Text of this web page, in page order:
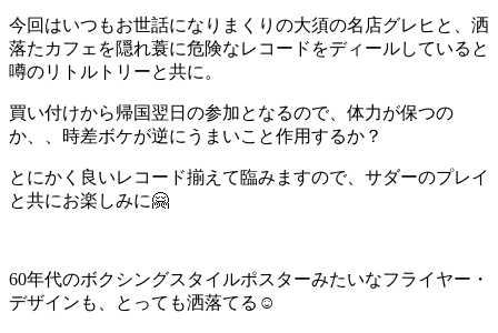
今回はいつもお世話になりまくりの大須の名店グレヒと、洒
落たカフェを隠れ蓑に危険なレコードをディールしていると
噂のリトルトリーと共に。
買い付けから帰国翌日の参加となるので、体力が保つの
か、、時差ボケが逆にうまいこと作用するか？
とにかく良いレコード揃えて臨みますので、サダーのプレイ
と共にお楽しみに🤗
60年代のボクシングスタイルポスターみたいなフライヤー・
デザインも、とっても洒落てる☺️